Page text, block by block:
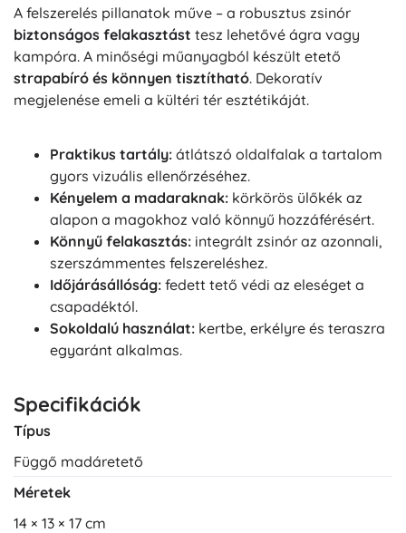
A felszerelés pillanatok műve – a robusztus zsinór
biztonságos felakasztást tesz lehetővé ágra vagy
kampóra. A minőségi műanyagból készült etető
strapabíró és könnyen tisztítható. Dekoratív
megjelenése emeli a kültéri tér esztétikáját.
Praktikus tartály: átlátszó oldalfalak a tartalom
gyors vizuális ellenőrzéséhez.
Kényelem a madaraknak: körkörös ülőkék az
alapon a magokhoz való könnyű hozzáférésért.
Könnyű felakasztás: integrált zsinór az azonnali,
szerszámmentes felszereléshez.
Időjárásállóság: fedett tető védi az eleséget a
csapadéktól.
Sokoldalú használat: kertbe, erkélyre és teraszra
egyaránt alkalmas.
Specifikációk
Típus
Függő madáretető
Méretek
14 × 13 × 17 cm